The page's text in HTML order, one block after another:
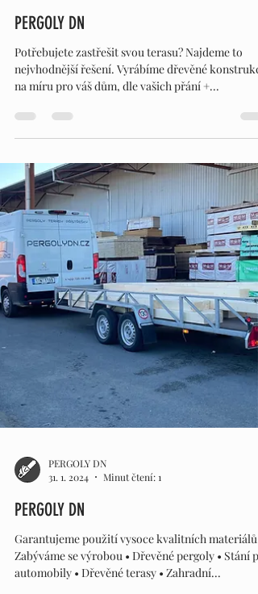
PERGOLY DN
5. 2. 2024
Minut čtení: 1
PERGOLY DN
Potřebujete zastřešit svou terasu? Najdeme to
nejvhodnější řešení. Vyrábíme dřevěné
na míru pro váš dům, dle vašich přání +...